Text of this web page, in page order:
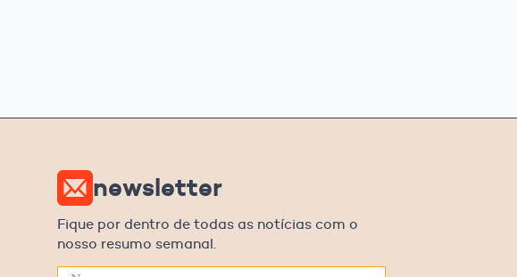
newsletter
Fique por dentro de todas as notícias com o
nosso resumo semanal.